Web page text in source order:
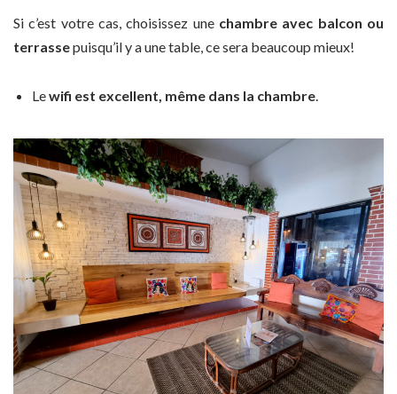
Si c’est votre cas, choisissez une chambre avec balcon ou
terrassepuisqu’il y a une table, ce sera beaucoup mieux!
Lewifi est excellent, même dans la chambre